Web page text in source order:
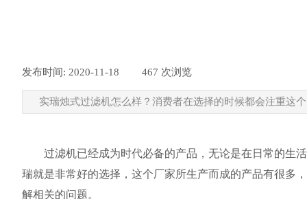
发布时间: 2020-11-18 467 次浏览
实瑞烛式过滤机怎么样？消费者在选择的时候都会注重这
过滤机已经成为时代必备的产品，无论是在日常的生活
瑞就是非常好的选择，这个厂家所生产而成的产品有很多
解相关的问题。